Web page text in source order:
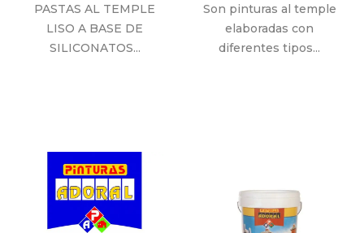
PASTAS AL TEMPLE
LISO A BASE DE
SILICONATOS...
Son pinturas al temple
elaboradas con
diferentes tipos...